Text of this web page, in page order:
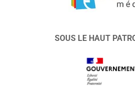
SOUS LE HAUT